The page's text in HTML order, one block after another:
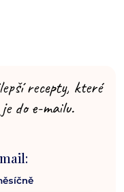
recepty, které
do e-mailu.